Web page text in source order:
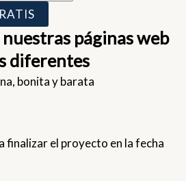
páginas web
diferentes
bonita y barata
finalizar el proyecto en la fecha